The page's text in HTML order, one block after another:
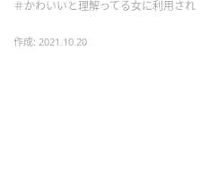
＃かわいいと理解ってる女に利用され
作成: 2021.10.20